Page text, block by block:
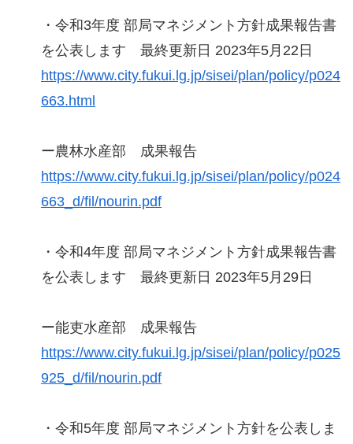
・令和3年度 部局マネジメント方針成果報告書
を公表します 最終更新日 2023年5月22日
https://www.city.fukui.lg.jp/sisei/plan/policy/p024
663.html
ー農林水産部 成果報告
https://www.city.fukui.lg.jp/sisei/plan/policy/p024
663_d/fil/nourin.pdf
・令和4年度 部局マネジメント方針成果報告書
を公表します 最終更新日 2023年5月29日
ー能吏水産部 成果報告
https://www.city.fukui.lg.jp/sisei/plan/policy/p025
925_d/fil/nourin.pdf
・令和5年度 部局マネジメント方針を公表しま